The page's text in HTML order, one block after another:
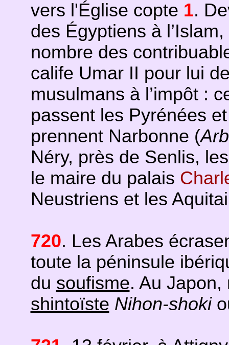
vers l'Église copte 1.
des Égyptiens à
nombre des
calife Umar II pour lui
musulmans à l’impôt :
passent les Pyrénées
prennent Narbonne (
Néry, près de Senlis,
le maire du palais
Neustriens et les
720. Les Arabes
toute la péninsule
du soufisme. Au
shintoïste Nihon-shoki